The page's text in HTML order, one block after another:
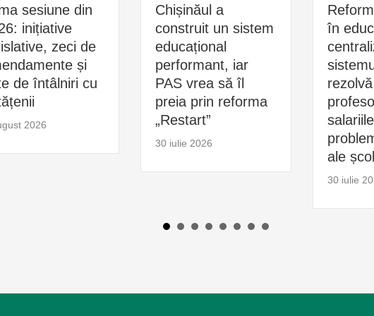
sesiune din
inițiative
zeci de
și
de întâlniri cu
2026
Chișinăul a
construit un sistem
educațional
performant, iar
PAS vrea să îl
preia prin reforma
„Restart”
30 iulie 2026
în
ale
30 iulie